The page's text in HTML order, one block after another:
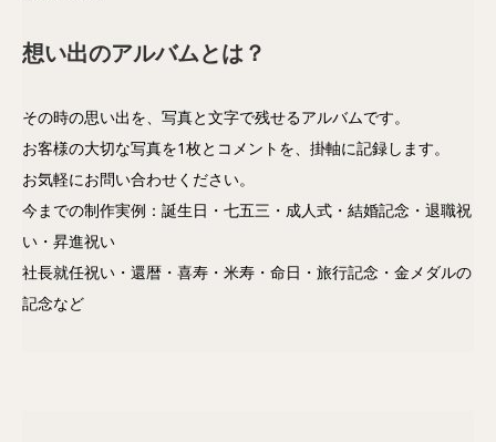
想い出のアルバムとは？
その時の思い出を、写真と文字で残せるアルバムです。
お客様の大切な写真を1枚とコメントを、掛軸に記録します。
お気軽にお問い合わせください。
今までの制作実例：誕生日・七五三・成人式・結婚記念・退職祝
い・昇進祝い
社長就任祝い・還暦・喜寿・米寿・命日・旅行記念・金メダルの
記念など